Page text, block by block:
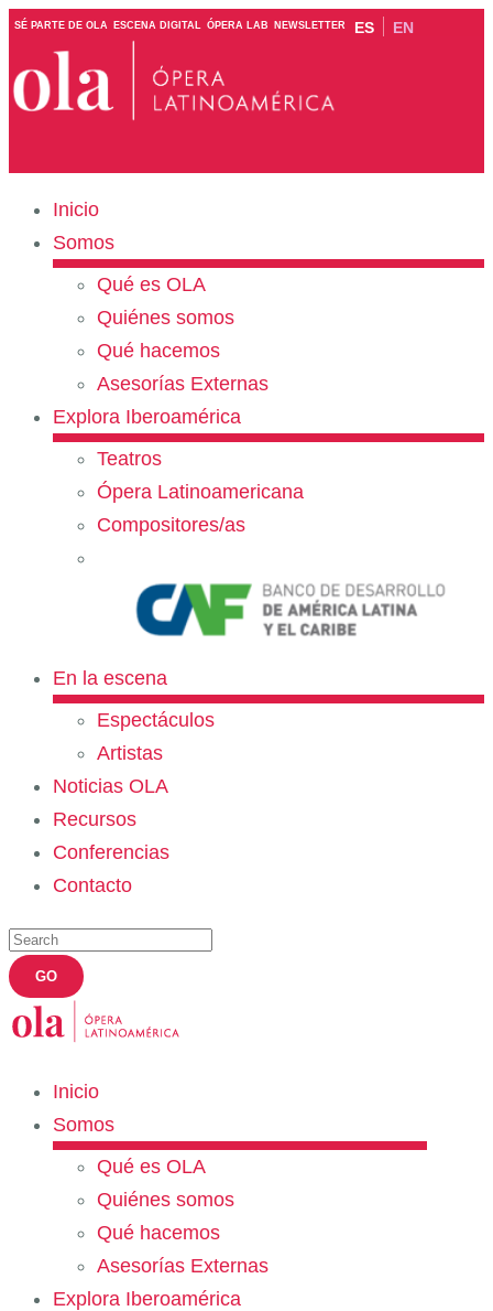
SÉ PARTE DE OLA ESCENA DIGITAL ÓPERA LAB NEWSLETTER ES EN
Inicio
Somos
Qué es OLA
Quiénes somos
Qué hacemos
Asesorías Externas
Explora Iberoamérica
Teatros
Ópera Latinoamericana
Compositores/as
En la escena
Espectáculos
Artistas
Noticias OLA
Recursos
Conferencias
Contacto
Inicio
Somos
Qué es OLA
Quiénes somos
Qué hacemos
Asesorías Externas
Explora Iberoamérica